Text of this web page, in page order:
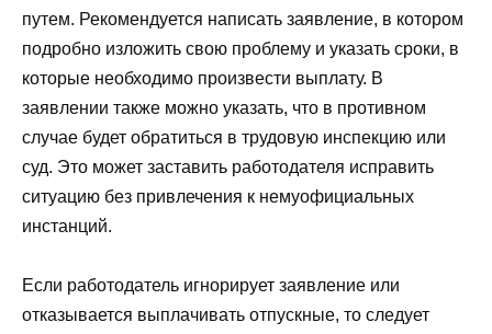
путем. Рекомендуется написать заявление, в котором
подробно изложить свою проблему и указать сроки, в
которые необходимо произвести выплату. В
заявлении также можно указать, что в противном
случае будет обратиться в трудовую инспекцию или
суд. Это может заставить работодателя исправить
ситуацию без привлечения к немуофициальных
инстанций.
Если работодатель игнорирует заявление или
отказывается выплачивать отпускные, то следует